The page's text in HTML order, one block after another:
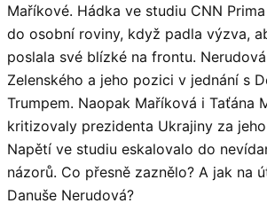
Maříkové. Hádka ve studiu CNN
do osobní roviny, když padla výzva,
poslala své blízké na frontu.
Zelenského a jeho pozici v jednání s
Trumpem. Naopak Maříková i Taťána
kritizovaly prezidenta Ukrajiny za
Napětí ve studiu eskalovalo do
názorů. Co přesně zaznělo? A jak na
Danuše Nerudová?